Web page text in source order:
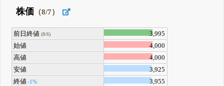
株価 （8/7）
前日終値 (8/6)
3,995
始値
4,000
高値
4,000
安値
3,925
終値-1%
3,955